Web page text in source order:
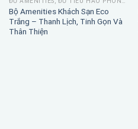
Bộ Amenities Khách Sạn Eco
Trắng – Thanh Lịch, Tinh Gọn Và
Thân Thiện